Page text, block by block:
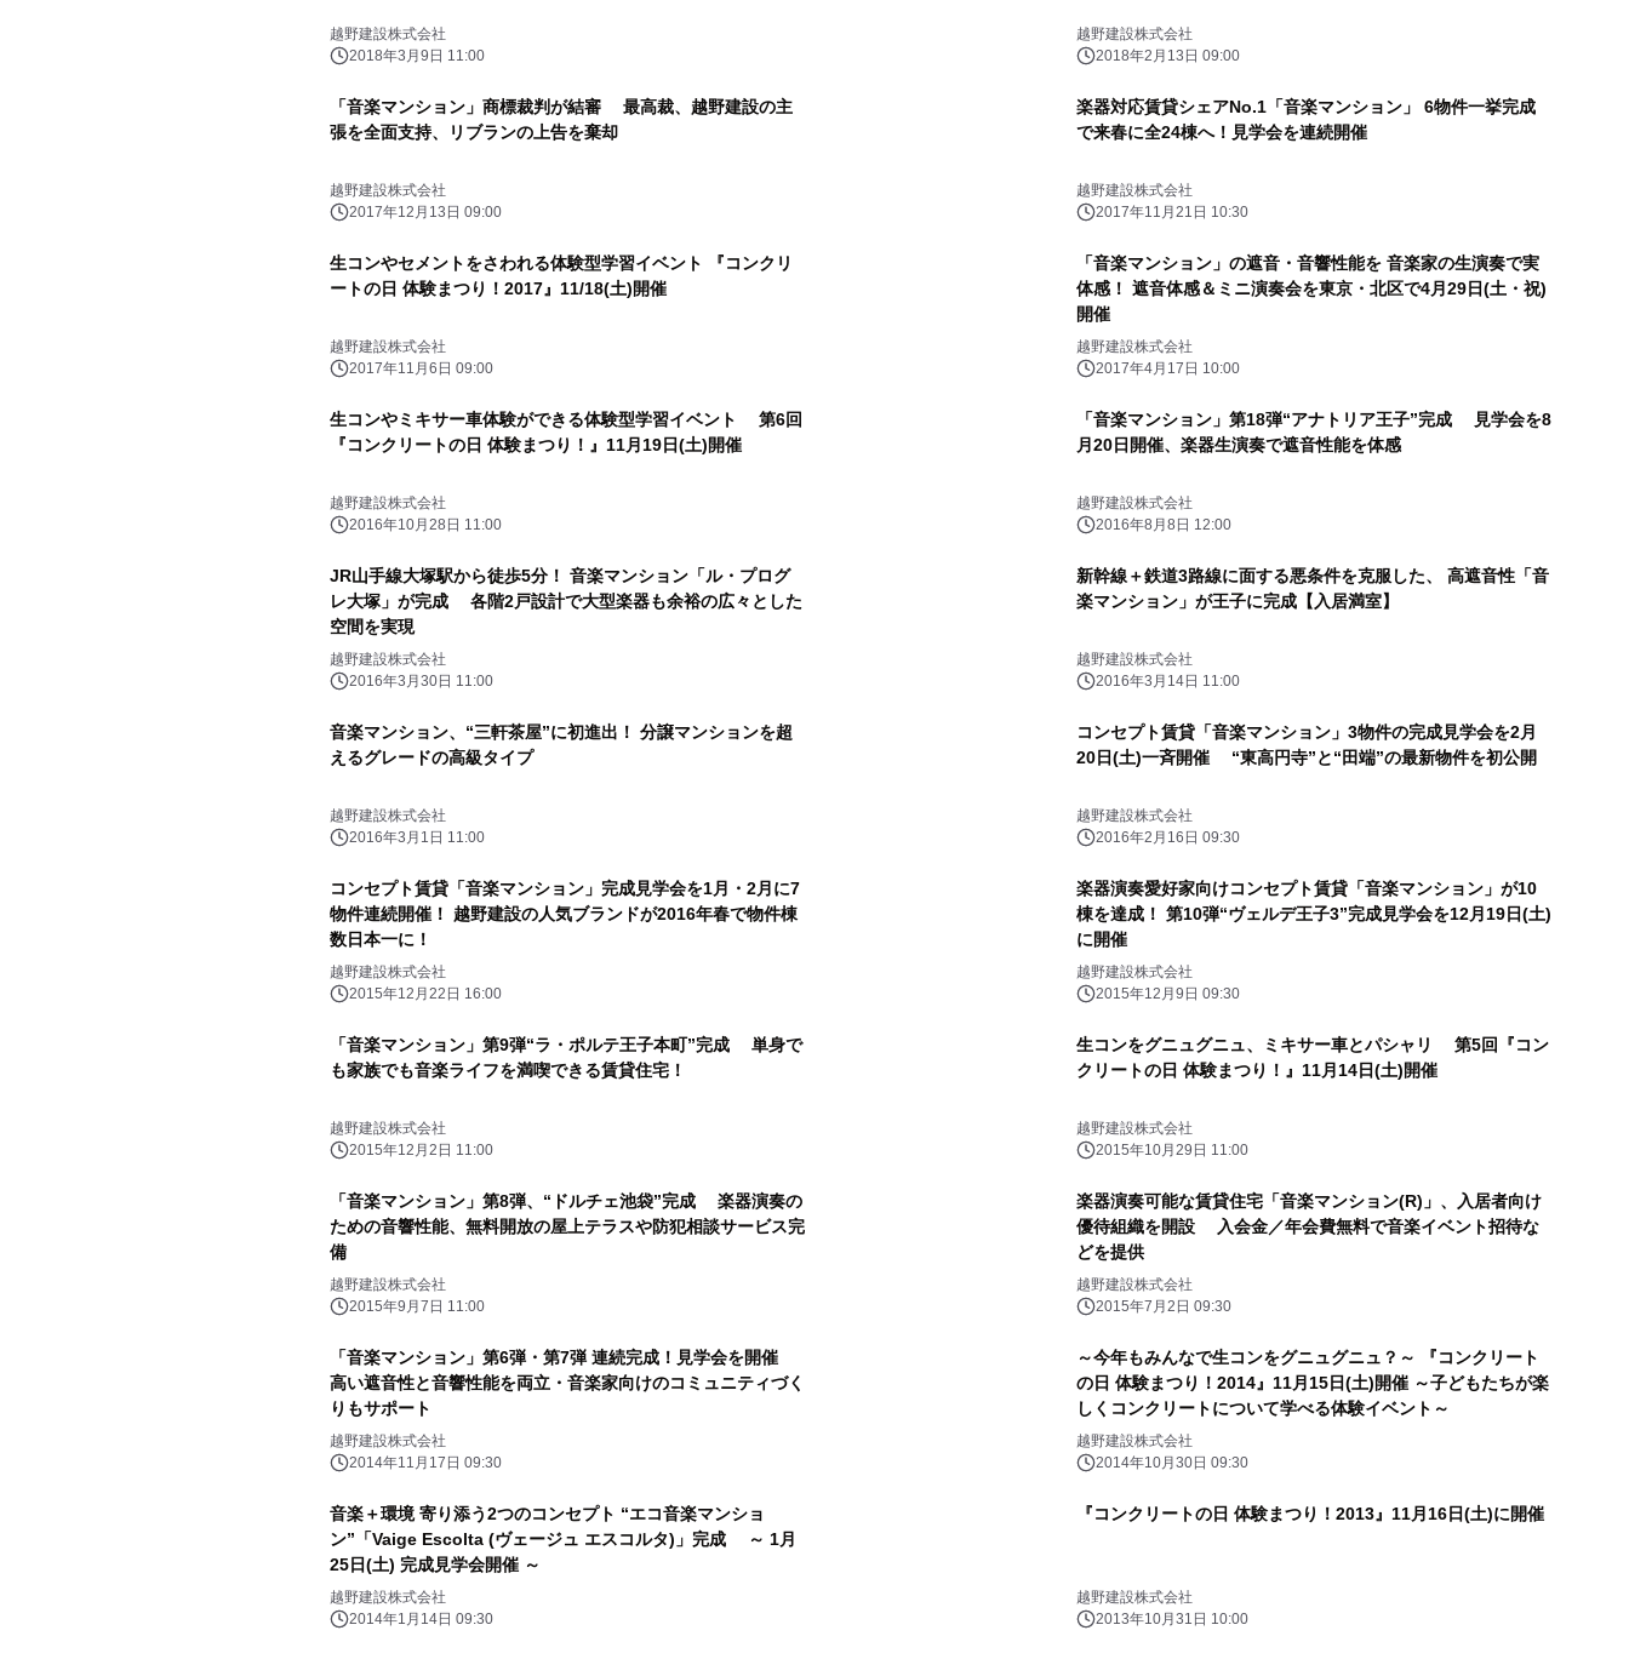
越野建設株式会社
2018年3月9日 11:00
越野建設株式会社
2018年2月13日 09:00
「音楽マンション」商標裁判が結審 最高裁、越野建設の主
張を全面支持、リブランの上告を棄却
越野建設株式会社
2017年12月13日 09:00
楽器対応賃貸シェアNo.1「音楽マンション」 6物件一挙完成
で来春に全24棟へ！見学会を連続開催
越野建設株式会社
2017年11月21日 10:30
生コンやセメントをさわれる体験型学習イベント 『コンクリ
ートの日 体験まつり！2017』11/18(土)開催
越野建設株式会社
2017年11月6日 09:00
「音楽マンション」の遮音・音響性能を 音楽家の生演奏で実
体感！ 遮音体感＆ミニ演奏会を東京・北区で4月29日(土・祝)
開催
越野建設株式会社
2017年4月17日 10:00
生コンやミキサー車体験ができる体験型学習イベント 第6回
『コンクリートの日 体験まつり！』11月19日(土)開催
越野建設株式会社
2016年10月28日 11:00
「音楽マンション」第18弾“アナトリア王子”完成 見学会を8
月20日開催、楽器生演奏で遮音性能を体感
越野建設株式会社
2016年8月8日 12:00
JR山手線大塚駅から徒歩5分！ 音楽マンション「ル・プログ
レ大塚」が完成 各階2戸設計で大型楽器も余裕の広々とした
空間を実現
越野建設株式会社
2016年3月30日 11:00
新幹線＋鉄道3路線に面する悪条件を克服した、 高遮音性「音
楽マンション」が王子に完成【入居満室】
越野建設株式会社
2016年3月14日 11:00
音楽マンション、“三軒茶屋”に初進出！ 分譲マンションを超
えるグレードの高級タイプ
越野建設株式会社
2016年3月1日 11:00
コンセプト賃貸「音楽マンション」3物件の完成見学会を2月
20日(土)一斉開催 “東高円寺”と“田端”の最新物件を初公開
越野建設株式会社
2016年2月16日 09:30
コンセプト賃貸「音楽マンション」完成見学会を1月・2月に7
物件連続開催！ 越野建設の人気ブランドが2016年春で物件棟
数日本一に！
越野建設株式会社
2015年12月22日 16:00
楽器演奏愛好家向けコンセプト賃貸「音楽マンション」が10
棟を達成！ 第10弾“ヴェルデ王子3”完成見学会を12月19日(土)
に開催
越野建設株式会社
2015年12月9日 09:30
「音楽マンション」第9弾“ラ・ポルテ王子本町”完成 単身で
も家族でも音楽ライフを満喫できる賃貸住宅！
越野建設株式会社
2015年12月2日 11:00
生コンをグニュグニュ、ミキサー車とパシャリ 第5回『コン
クリートの日 体験まつり！』11月14日(土)開催
越野建設株式会社
2015年10月29日 11:00
「音楽マンション」第8弾、“ドルチェ池袋”完成 楽器演奏の
ための音響性能、無料開放の屋上テラスや防犯相談サービス完
備
越野建設株式会社
2015年9月7日 11:00
楽器演奏可能な賃貸住宅「音楽マンション(R)」、入居者向け
優待組織を開設 入会金／年会費無料で音楽イベント招待な
どを提供
越野建設株式会社
2015年7月2日 09:30
「音楽マンション」第6弾・第7弾 連続完成！見学会を開催
高い遮音性と音響性能を両立・音楽家向けのコミュニティづく
りもサポート
越野建設株式会社
2014年11月17日 09:30
～今年もみんなで生コンをグニュグニュ？～ 『コンクリート
の日 体験まつり！2014』11月15日(土)開催 ～子どもたちが楽
しくコンクリートについて学べる体験イベント～
越野建設株式会社
2014年10月30日 09:30
音楽＋環境 寄り添う2つのコンセプト “エコ音楽マンショ
ン”「Vaige Escolta (ヴェージュ エスコルタ)」完成 ～ 1月
25日(土) 完成見学会開催 ～
越野建設株式会社
2014年1月14日 09:30
『コンクリートの日 体験まつり！2013』11月16日(土)に開催
越野建設株式会社
2013年10月31日 10:00